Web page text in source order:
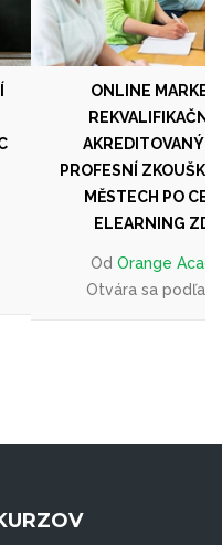
ONLINE
REKVALIFIKAČNÍ
AKREDITOVANÝ
PROFESNÍ
MĚSTECH PO
ELEARNING
Od Orange
Otvára sa podľa